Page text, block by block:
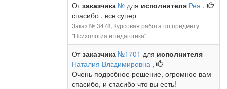
Отзаказчика № для исполнителя Рея ,
спасибо , все супер
Заказ № 3478, Курсовая работа по предмету
"Психология и педагогика"
Отзаказчика №1701 для исполнителя
Наталия Владимировна ,
Очень подробное решение, огромное вам
спасибо, и спасибо что вы есть!